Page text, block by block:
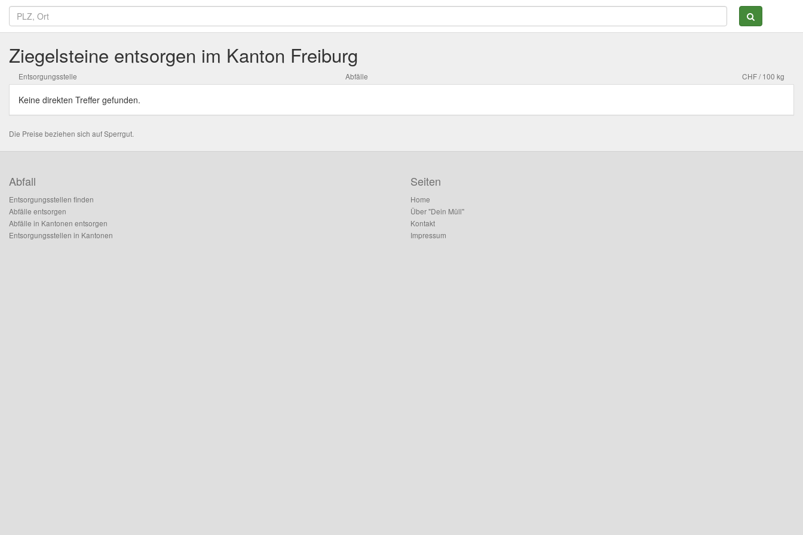
Ziegelsteine entsorgen im Kanton Freiburg
Entsorgungsstelle Abfälle CHF / 100 kg
Keine direkten Treffer gefunden.
Die Preise beziehen sich auf Sperrgut.
Abfall
Entsorgungsstellen finden
Abfälle entsorgen
Abfälle in Kantonen entsorgen
Entsorgungsstellen in Kantonen
Seiten
Home
Über "Dein Müll"
Kontakt
Impressum